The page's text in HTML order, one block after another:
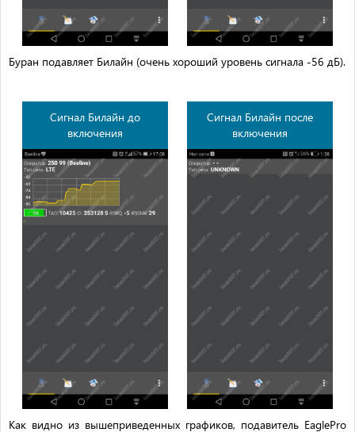
Буран подавляет Билайн (очень хороший уровень сигнала -56 дБ).
Сигнал Билайн до
включения
Сигнал Билайн после
включения
Как видно из вышеприведенных графиков, подавитель EaglePro